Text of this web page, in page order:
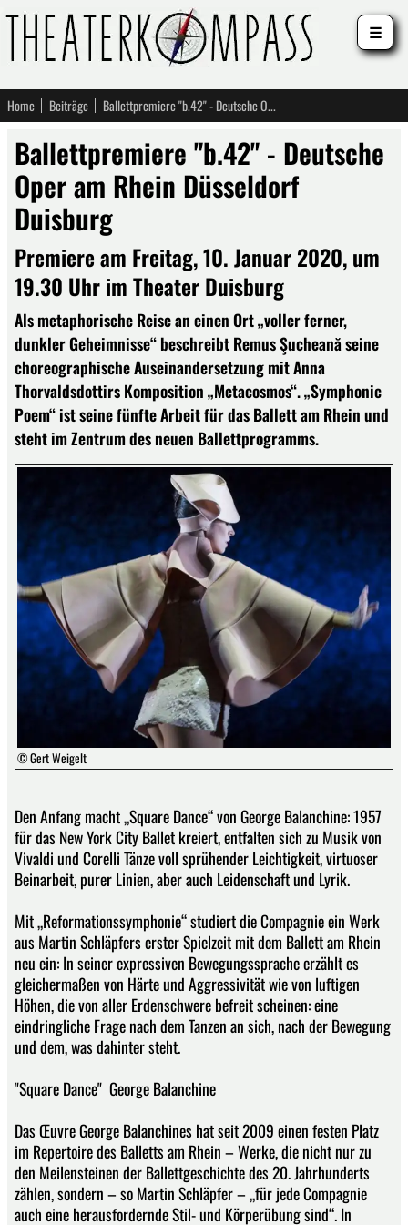
Home Beiträge Ballettpremiere "b.42" - Deutsche Oper am Rhein Düsseldorf Duisburg
Ballettpremiere "b.42" - Deutsche
Oper am Rhein Düsseldorf
Duisburg
Premiere am Freitag, 10. Januar 2020, um
19.30 Uhr im Theater Duisburg
Als metaphorische Reise an einen Ort „voller ferner,
dunkler Geheimnisse“ beschreibt Remus Şucheană seine
choreographische Auseinandersetzung mit Anna
Thorvaldsdottirs Komposition „Metacosmos“. „Symphonic
Poem“ ist seine fünfte Arbeit für das Ballett am Rhein und
steht im Zentrum des neuen Ballettprogramms.
© Gert Weigelt
Den Anfang macht „Square Dance“ von George Balanchine: 1957
für das New York City Ballet kreiert, entfalten sich zu Musik von
Vivaldi und Corelli Tänze voll sprühender Leichtigkeit, virtuoser
Beinarbeit, purer Linien, aber auch Leidenschaft und Lyrik.
Mit „Reformationssymphonie“ studiert die Compagnie ein Werk
aus Martin Schläpfers erster Spielzeit mit dem Ballett am Rhein
neu ein: In seiner expressiven Bewegungssprache erzählt es
gleichermaßen von Härte und Aggressivität wie von luftigen
Höhen, die von aller Erdenschwere befreit scheinen: eine
eindringliche Frage nach dem Tanzen an sich, nach der Bewegung
und dem, was dahinter steht.
"Square Dance" George Balanchine
Das Œu­v­re George Balanchines hat seit 2009 einen festen Platz
im Repertoire des Balletts am Rhein – Werke, die nicht nur zu
den Meilensteinen der Ballettgeschichte des 20. Jahrhunderts
zählen, sondern – so Martin Schläpfer – „für jede Compagnie
auch eine herausfordernde Stil- und Körperübung sind“. In
☰